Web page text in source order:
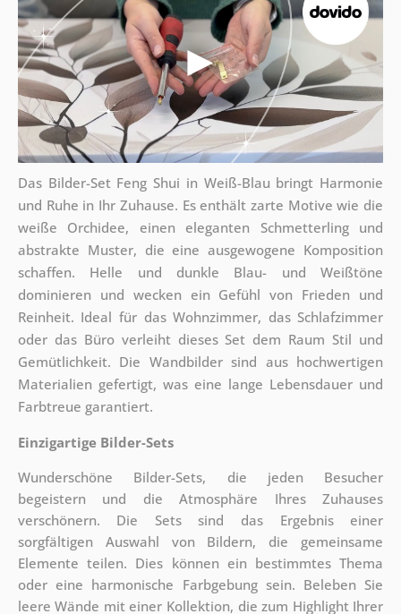
Das Bilder-Set Feng Shui in Weiß-Blau bringt Harmonie
und Ruhe in Ihr Zuhause. Es enthält zarte Motive wie die
weiße Orchidee, einen eleganten Schmetterling und
abstrakte Muster, die eine ausgewogene Komposition
schaffen. Helle und dunkle Blau- und Weißtöne
dominieren und wecken ein Gefühl von Frieden und
Reinheit. Ideal für das Wohnzimmer, das Schlafzimmer
oder das Büro verleiht dieses Set dem Raum Stil und
Gemütlichkeit. Die Wandbilder sind aus hochwertigen
Materialien gefertigt, was eine lange Lebensdauer und
Farbtreue garantiert.
Einzigartige Bilder-Sets
Wunderschöne Bilder-Sets, die jeden Besucher
begeistern und die Atmosphäre Ihres Zuhauses
verschönern. Die Sets sind das Ergebnis einer
sorgfältigen Auswahl von Bildern, die gemeinsame
Elemente teilen. Dies können ein bestimmtes Thema
oder eine harmonische Farbgebung sein. Beleben Sie
leere Wände mit einer Kollektion, die zum Highlight Ihrer